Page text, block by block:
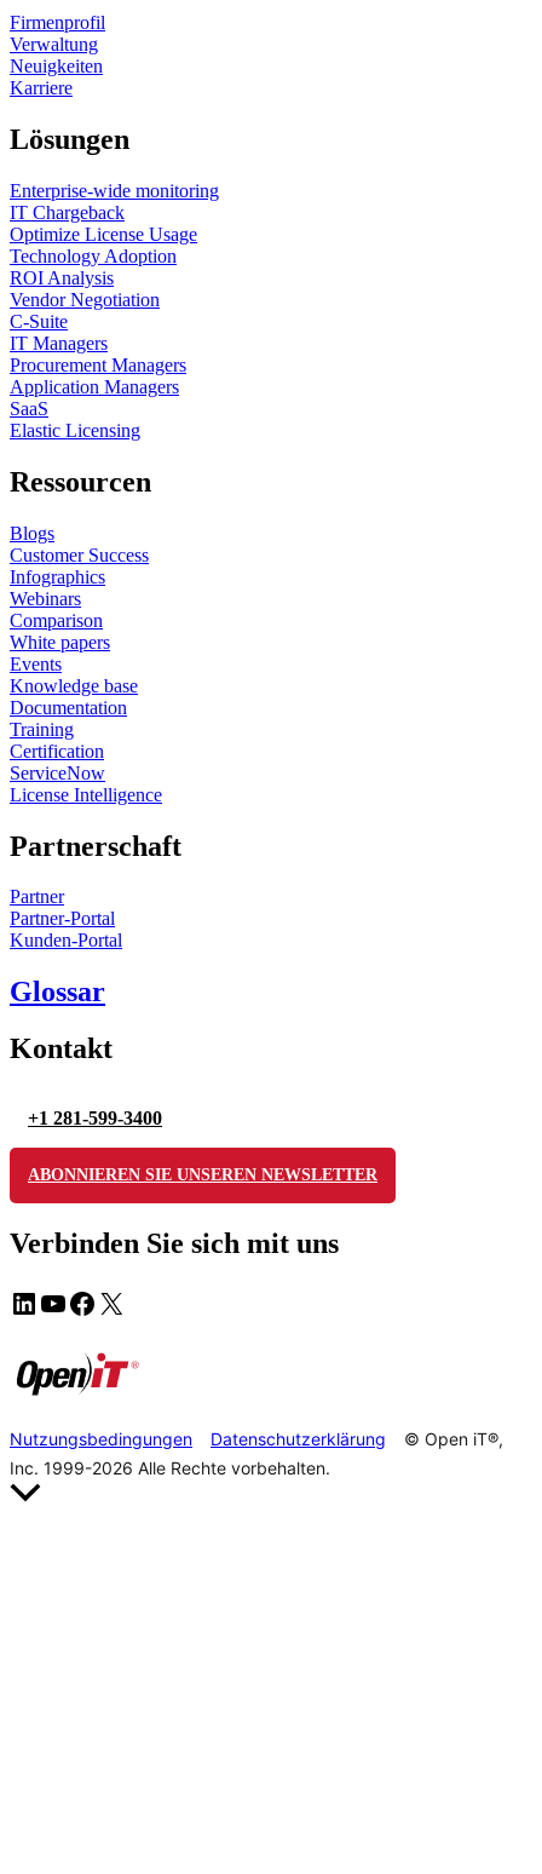
Firmenprofil
Verwaltung
Neuigkeiten
Karriere
Lösungen
Enterprise-wide monitoring
IT Chargeback
Optimize License Usage
Technology Adoption
ROI Analysis
Vendor Negotiation
C-Suite
IT Managers
Procurement Managers
Application Managers
SaaS
Elastic Licensing
Ressourcen
Blogs
Customer Success
Infographics
Webinars
Comparison
White papers
Events
Knowledge base
Documentation
Training
Certification
ServiceNow
License Intelligence
Partnerschaft
Partner
Partner-Portal
Kunden-Portal
Glossar
Kontakt
+1 281-599-3400
ABONNIEREN SIE UNSEREN NEWSLETTER
Verbinden Sie sich mit uns
Nutzungsbedingungen Datenschutzerklärung
© Open iT®,
Inc. 1999-2026 Alle Rechte vorbehalten.